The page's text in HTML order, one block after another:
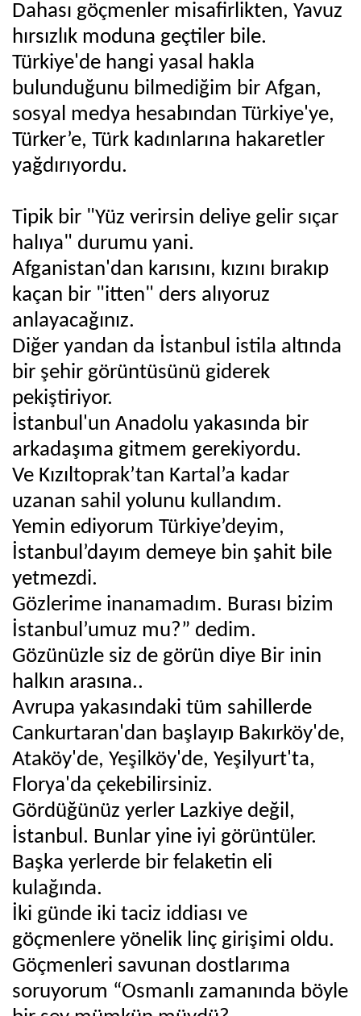
Dahası göçmenler misafirlikten, Yavuz
hırsızlık moduna geçtiler bile.
Türkiye'de hangi yasal hakla
bulunduğunu bilmediğim bir Afgan,
sosyal medya hesabından Türkiye'ye,
Türker’e, Türk kadınlarına hakaretler
yağdırıyordu.
Tipik bir "Yüz verirsin deliye gelir sıçar
halıya" durumu yani.
Afganistan'dan karısını, kızını bırakıp
kaçan bir "itten" ders alıyoruz
anlayacağınız.
Diğer yandan da İstanbul istila altında
bir şehir görüntüsünü giderek
pekiştiriyor.
İstanbul'un Anadolu yakasında bir
arkadaşıma gitmem gerekiyordu.
Ve Kızıltoprak’tan Kartal’a kadar
uzanan sahil yolunu kullandım.
Yemin ediyorum Türkiye’deyim,
İstanbul’dayım demeye bin şahit bile
yetmezdi.
Gözlerime inanamadım. Burası bizim
İstanbul’umuz mu?” dedim.
Gözünüzle siz de görün diye Bir inin
halkın arasına..
Avrupa yakasındaki tüm sahillerde
Cankurtaran'dan başlayıp Bakırköy'de,
Ataköy'de, Yeşilköy'de, Yeşilyurt'ta,
Florya'da çekebilirsiniz.
Gördüğünüz yerler Lazkiye değil,
İstanbul. Bunlar yine iyi görüntüler.
Başka yerlerde bir felaketin eli
kulağında.
İki günde iki taciz iddiası ve
göçmenlere yönelik linç girişimi oldu.
Göçmenleri savunan dostlarıma
soruyorum “Osmanlı zamanında böyle